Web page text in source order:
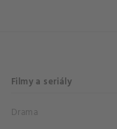
Filmy a seriály
Drama